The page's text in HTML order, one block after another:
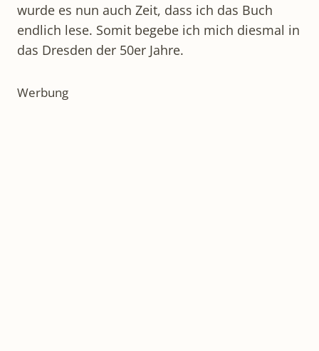
wurde es nun auch Zeit, dass ich das Buch
endlich lese. Somit begebe ich mich diesmal in
das Dresden der 50er Jahre.
Werbung